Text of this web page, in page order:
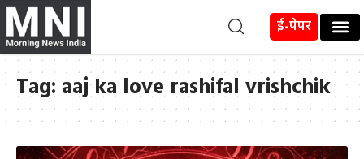
ई-पेपर
Tag: aaj ka love rashifal vrishchik